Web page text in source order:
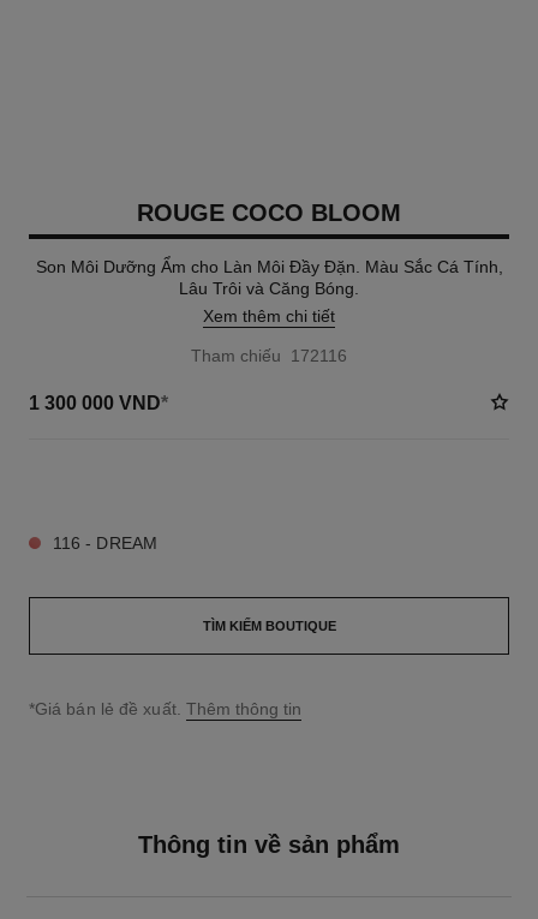
ROUGE COCO BLOOM
Son Môi Dưỡng Ẩm cho Làn Môi Đầy Đặn. Màu Sắc Cá Tính,
Lâu Trôi và Căng Bóng.
Xem thêm chi tiết
Tham chiếu 172116
1 300 000 VND*
116 - DREAM
TÌM KIẾM BOUTIQUE
↩
*Giá bán lẻ đề xuất. Thêm thông tin
Thông tin về sản phẩm